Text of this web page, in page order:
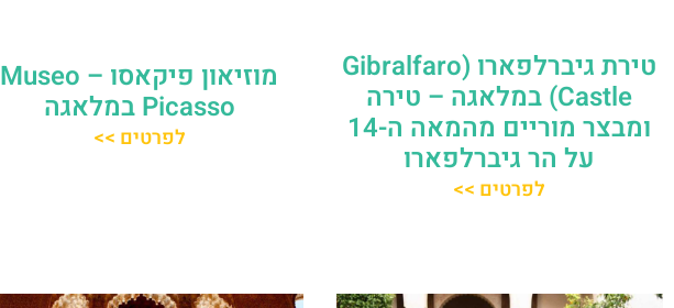
טירת גיברלפארו (Gibralfaro
Castle) במלאגה – טירה
ומבצר מוריים מהמאה ה-14
על הר גיברלפארו
לפרטים >>
מוזיאון פיקאסו – Museo
Picasso במלאגה
לפרטים >>